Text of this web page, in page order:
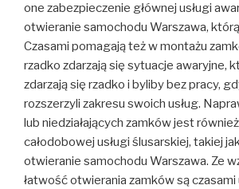
one zabezpieczenie głównej usługi
otwieranie samochodu Warszawa,
Czasami pomagają też w montażu
rzadko zdarzają się sytuacje awaryjne,
zdarzają się rzadko i byliby bez pracy,
rozszerzyli zakresu swoich usług.
lub niedziałających zamków jest
całodobowej usługi ślusarskiej, takiej
otwieranie samochodu Warszawa. Ze
łatwość otwierania zamków są